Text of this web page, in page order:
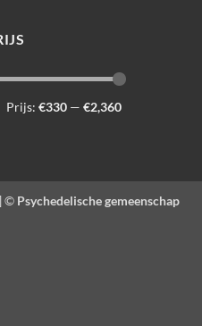
Prijs: €330 — €2,360
© Psychedelische gemeenschap